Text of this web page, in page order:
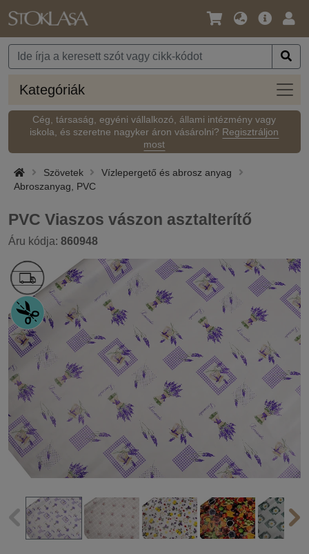
Nyelv
Pénznem
Fő
Kategóriák
Cég, társaság, egyéni vállalkozó, állami intézmény vagy
iskola, és szeretne nagyker áron vásárolni? Regisztráljon
most
Szövetek
Vízlepergető és abrosz anyag
Abroszanyag, PVC
PVC Viaszos vászon asztalterítő
Áru kódja: 860948